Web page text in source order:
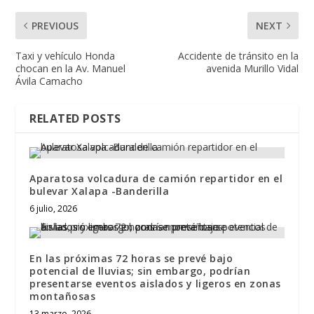
PREVIOUS
Taxi y vehículo Honda
chocan en la Av. Manuel
Ávila Camacho
NEXT
Accidente de tránsito en la
avenida Murillo Vidal
RELATED POSTS
Aparatosa volcadura de camión repartidor en el
bulevar Xalapa -Banderilla
6 julio, 2026
En las próximas 72 horas se prevé bajo
potencial de lluvias; sin embargo, podrían
presentarse eventos aislados y ligeros en zonas
montañosas